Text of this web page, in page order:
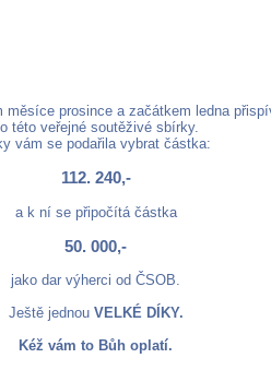
měsíce prosince a začátkem ledna
této veřejné soutěživé sbírky.
vám se podařila vybrat částka:
112. 240,-
a k ní se připočítá částka
50. 000,-
jako dar výherci od ČSOB.
Ještě jednou VELKÉ DÍKY.
Kéž vám to Bůh oplatí.